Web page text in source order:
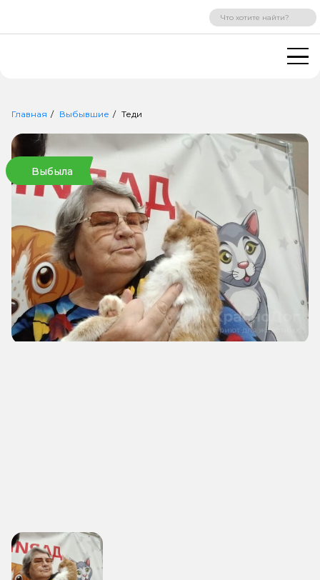
ВХОД РЕГИСТРАЦИЯ
Главная Выбывшие Теди
Выбыла